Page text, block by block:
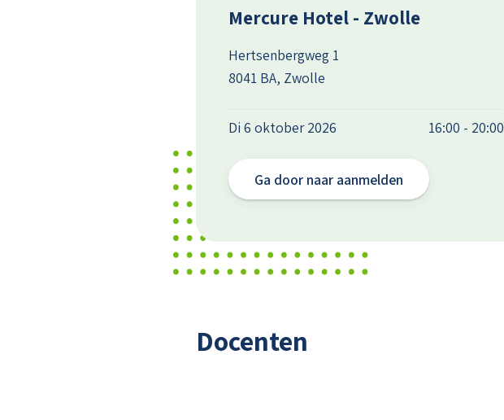
Mercure Hotel - Zwolle
Hertsenbergweg 1
8041 BA, Zwolle
Di 6 oktober 2026 16:00 - 20:00
Ga door naar aanmelden
Docenten